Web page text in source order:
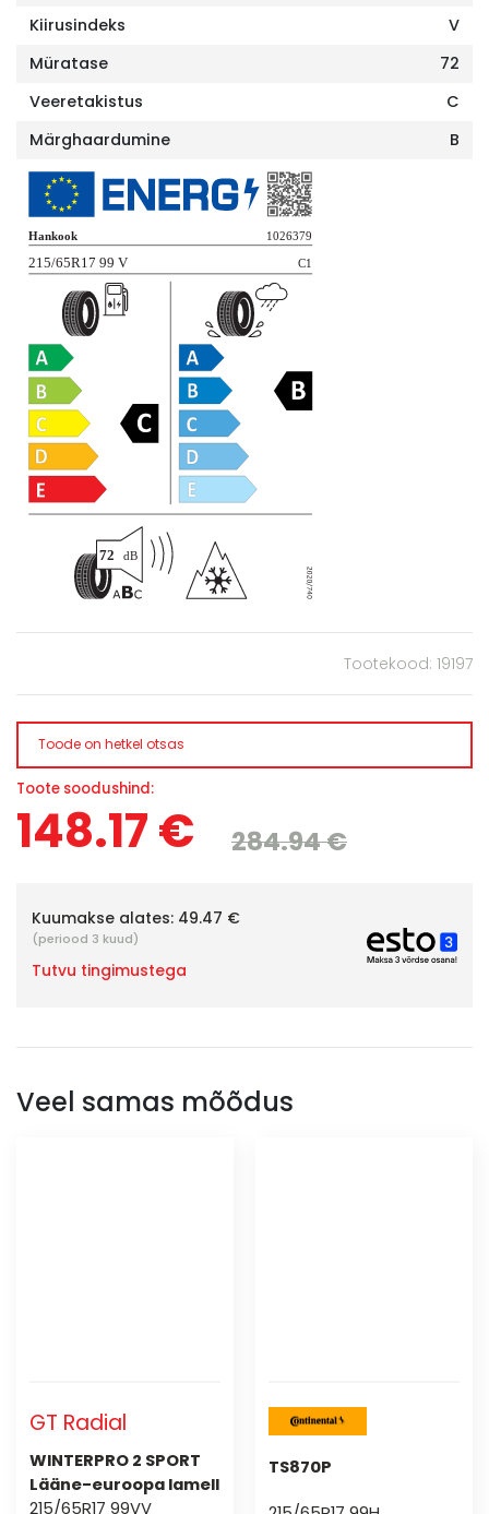
Kiirusindeks
V
Müratase
72
Veeretakistus
C
Märghaardumine
B
Tootekood: 19197
Toode on hetkel otsas
Toote soodushind:
148.17 € 284.94 €
Kuumakse alates: 49.47 €
(periood 3 kuud)
Tutvu tingimustega
Veel samas mõõdus
GT Radial
WINTERPRO 2 SPORT
Lääne-euroopa lamell
215/65R17 99VV
TS870P